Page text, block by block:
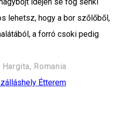
lehetsz, hogy a bor szőlőből,
a forró csoki pedig
Romania
Étterem